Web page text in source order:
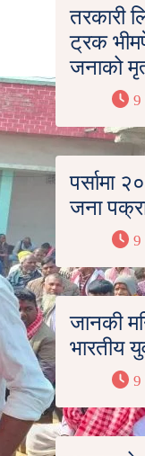
तरकारी
ट्रक
जनाको
9
पर्सामा
जना
9
जानकी
भारतीय
9